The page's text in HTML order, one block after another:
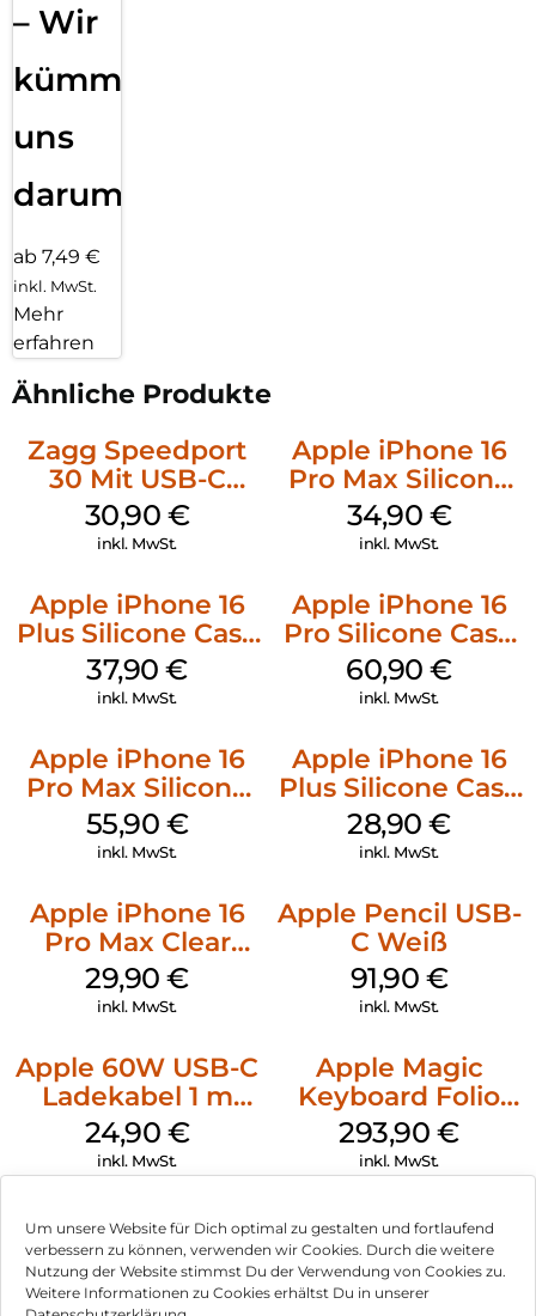
Um unsere Website für Dich optimal zu gestalten und fortlaufend
verbessern zu können, verwenden wir Cookies. Durch die weitere
Nutzung der Website stimmst Du der Verwendung von Cookies zu.
Weitere Informationen zu Cookies erhältst Du in unserer
– Wir
kümmern
uns
darum!
ab 7,49 €
inkl. MwSt.
Mehr
erfahren
Ähnliche Produkte
Zagg Speedport
30 Mit USB-C
Kabel Weiß
30,90 €
inkl. MwSt.
Apple iPhone 16
Pro Max Silicone
Case MagSafe
Denim
34,90 €
inkl. MwSt.
Apple iPhone 16
Plus Silicone Case
MagSafe Lake
Green
37,90€
inkl. MwSt.
Apple iPhone 16
Pro Silicone Case
MagSafe Stone
Gray
60,90€
inkl. MwSt.
Apple iPhone 16
Pro Max Silicone
Case MagSafe
Stone Gray
55,90 €
inkl. MwSt.
Apple iPhone 16
Plus Silicone Case
MagSafe Black
28,90€
inkl. MwSt.
Apple iPhone 16
Pro Max Clear
Case MagSafe
Transparent
29,90€
inkl. MwSt.
Apple Pencil USB-
C Weiß
91,90 €
inkl. MwSt.
Apple 60W USB-C
Ladekabel 1 m
Weiß
24,90 €
inkl. MwSt.
Apple Magic
Keyboard Folio
iPad 10.9″ (10.Gen.)
Weiß
293,90€
inkl. MwSt.
Impressum